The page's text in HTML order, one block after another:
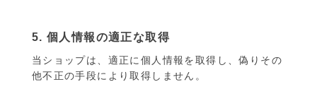
5. 個人情報の適正な取得
当ショップは、適正に個人情報を取得し、偽りその
他不正の手段により取得しません。